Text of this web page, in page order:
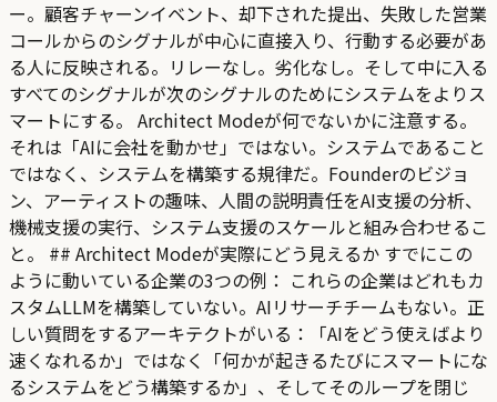
ー。顧客チャーンイベント、却下された提出、失敗した営業
コールからのシグナルが中心に直接入り、行動する必要があ
る人に反映される。リレーなし。劣化なし。そして中に入る
すべてのシグナルが次のシグナルのためにシステムをよりス
マートにする。 Architect Modeが何でないかに注意する。
それは「AIに会社を動かせ」ではない。システムであること
ではなく、システムを構築する規律だ。Founderのビジョ
ン、アーティストの趣味、人間の説明責任をAI支援の分析、
機械支援の実行、システム支援のスケールと組み合わせるこ
と。 ## Architect Modeが実際にどう見えるか すでにこの
ように動いている企業の3つの例： これらの企業はどれもカ
スタムLLMを構築していない。AIリサーチチームもない。正
しい質問をするアーキテクトがいる：「AIをどう使えばより
速くなれるか」ではなく「何かが起きるたびにスマートにな
るシステムをどう構築するか」、そしてそのループを閉じ